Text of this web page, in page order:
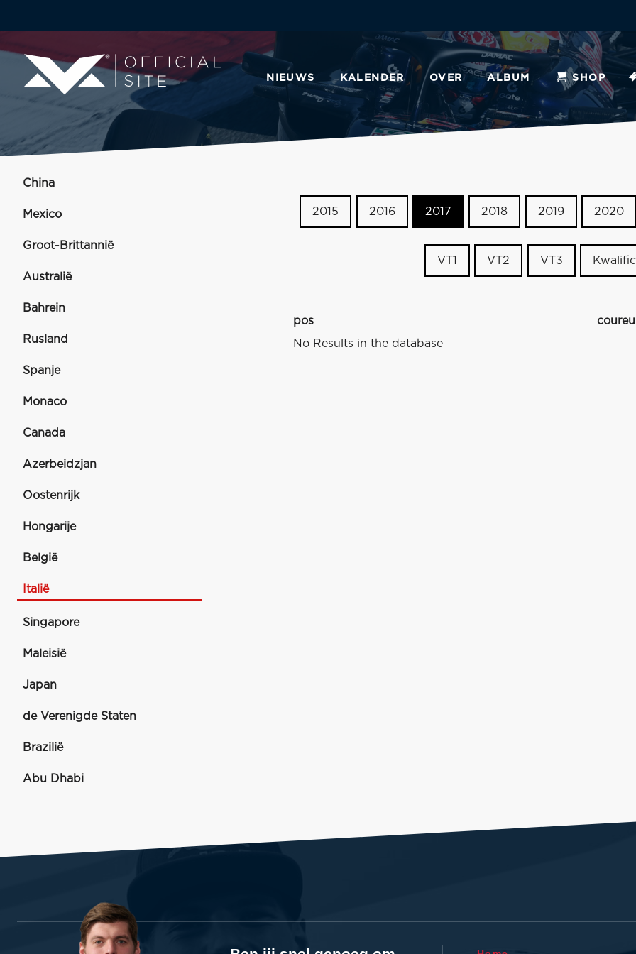
NIEUWS KALENDER OVER ALBUM SHOP
China
Mexico
Groot-Brittannië
Australië
Bahrein
Rusland
Spanje
Monaco
Canada
Azerbeidzjan
Oostenrijk
Hongarije
België
Italië
Singapore
Maleisië
Japan
de Verenigde Staten
Brazilië
Abu Dhabi
2015 2016 2017 2018 2019 2020
VT1 VT2 VT3
pos
No Results in the database